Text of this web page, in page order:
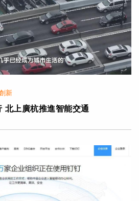
新
北上廣杭推進智能交通